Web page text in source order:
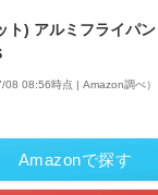
ト) アルミフライパ
08 08:56時点 | Amazon調べ）
Amazonで探す